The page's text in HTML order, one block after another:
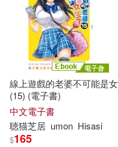
現在可購買商品(38)
作者/演唱/譯/編/繪
價格
範圍
線上遊戲的老婆不可能是
(15) (電子書)
中文電子書
聴猫芝居 umon Hisasi
$165